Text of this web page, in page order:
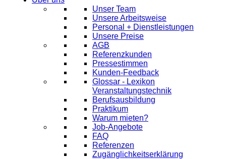
Unser Team
Unsere Arbeitsweise
Personal + Dienstleistungen
Unsere Preise
AGB
Referenzkunden
Pressestimmen
Kunden-Feedback
Glossar - Lexikon
Veranstaltungstechnik
Berufsausbildung
Praktikum
Warum mieten?
Job-Angebote
FAQ
Referenzen
Zugänglichkeitserklärung